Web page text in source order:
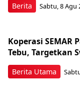
Berita Sabtu, 8 Agu
Berita Utama
Koperasi SEMAR
Tebu, Targetkan